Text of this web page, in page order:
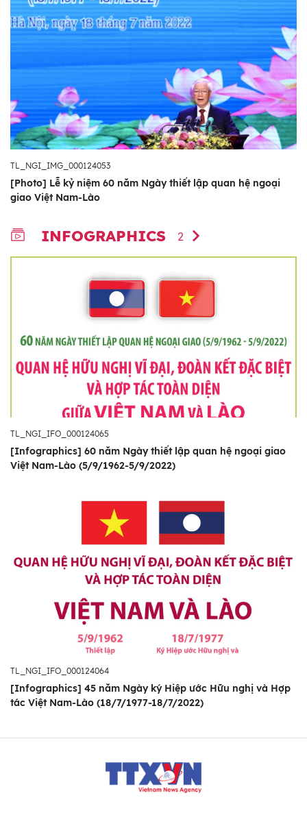
TL_NGI_IMG_000124053
[Photo] Lễ kỷ niệm 60 năm Ngày thiết lập quan hệ ngoại
giao Việt Nam-Lào
INFOGRAPHICS 2
TL_NGI_IFO_000124065
[Infographics] 60 năm Ngày thiết lập quan hệ ngoại giao
Việt Nam-Lào (5/9/1962-5/9/2022)
TL_NGI_IFO_000124064
[Infographics] 45 năm Ngày ký Hiệp ước Hữu nghị và Hợp
tác Việt Nam-Lào (18/7/1977-18/7/2022)